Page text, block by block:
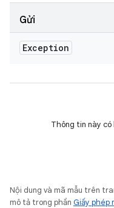
Gửi
Exception
Thông tin này có
Nội dung và mã mẫu trên
mô tả trong phần Giấy phép